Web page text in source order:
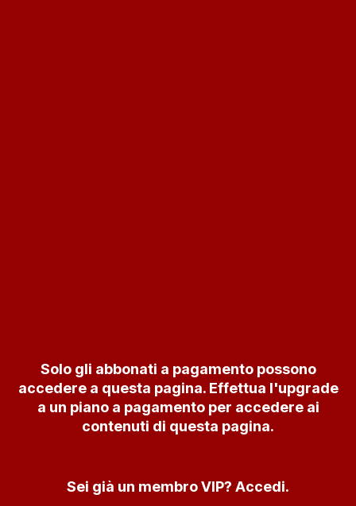
Solo gli abbonati a pagamento possono
accedere a questa pagina. Effettua l'upgrade
a un piano a pagamento per accedere ai
contenuti di questa pagina.
Sei già un membro VIP? Accedi.